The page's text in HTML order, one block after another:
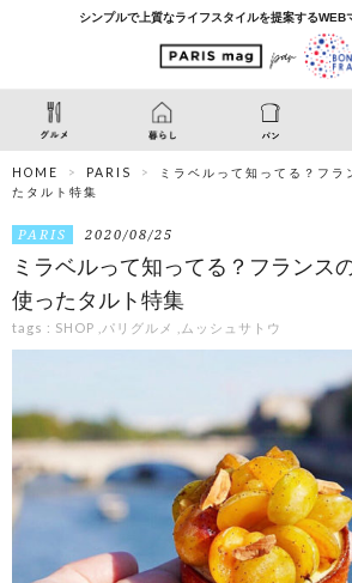
シンプルで上質なライフスタイルを提案するWEB
HOME PARIS
ミラベルって知ってる？フラ
たタルト特集
PARIS 2020/08/25
ミラベルって知ってる？フランス
使ったタルト特集
tags : SHOP パリグルメ ムッシュサトウ